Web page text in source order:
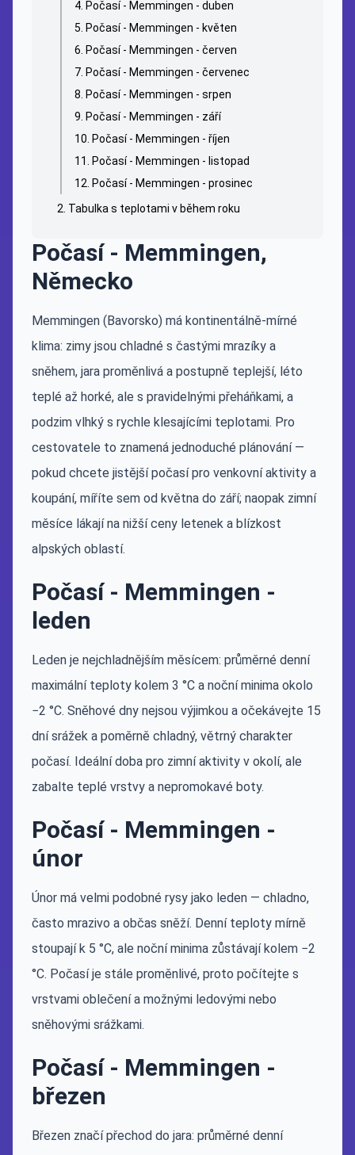
Počasí - Memmingen - duben
Počasí - Memmingen - květen
Počasí - Memmingen - červen
Počasí - Memmingen - červenec
Počasí - Memmingen - srpen
Počasí - Memmingen - září
Počasí - Memmingen - říjen
Počasí - Memmingen - listopad
Počasí - Memmingen - prosinec
Tabulka s teplotami v během roku
Počasí - Memmingen,
Německo
Memmingen (Bavorsko) má kontinentálně-mírné
klima: zimy jsou chladné s častými mrazíky a
sněhem, jara proměnlivá a postupně teplejší, léto
teplé až horké, ale s pravidelnými přeháňkami, a
podzim vlhký s rychle klesajícími teplotami. Pro
cestovatele to znamená jednoduché plánování —
pokud chcete jistější počasí pro venkovní aktivity a
koupání, míříte sem od května do září; naopak zimní
měsíce lákají na nižší ceny letenek a blízkost
alpských oblastí.
Počasí - Memmingen -
leden
Leden je nejchladnějším měsícem: průměrné denní
maximální teploty kolem 3 °C a noční minima okolo
−2 °C. Sněhové dny nejsou výjimkou a očekávejte 15
dní srážek a poměrně chladný, větrný charakter
počasí. Ideální doba pro zimní aktivity v okolí, ale
zabalte teplé vrstvy a nepromokavé boty.
Počasí - Memmingen -
únor
Únor má velmi podobné rysy jako leden — chladno,
často mrazivo a občas sněží. Denní teploty mírně
stoupají k 5 °C, ale noční minima zůstávají kolem −2
°C. Počasí je stále proměnlivé, proto počítejte s
vrstvami oblečení a možnými ledovými nebo
sněhovými srážkami.
Počasí - Memmingen -
březen
Březen značí přechod do jara: průměrné denní